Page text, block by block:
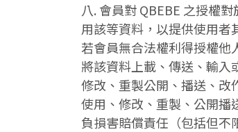
八. 會員對 QBEBE 之授權
用該等資料，以提供使用者
若會員無合法權利得授權他
將該資料上載、傳送、輸入
修改、重製公開、播送、改
使用、修改、重製、公開播
負損害賠償責任（包括但不